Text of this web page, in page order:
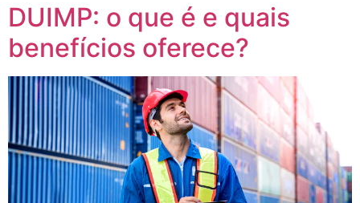
DUIMP: o que é e quais
benefícios oferece?